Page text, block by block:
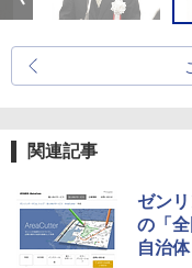
関連記事
ゼン
の「
自治